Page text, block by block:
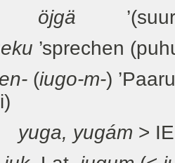
öjgä
’sprechen
(iugo-m-)
yuga, yugám >